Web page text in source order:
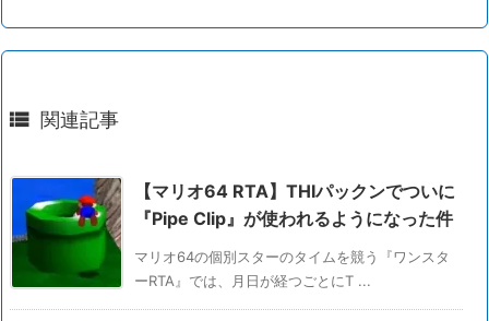
 関連記事
【マリオ64 RTA】THIパックンでついに
『Pipe Clip』が使われるようになった件
マリオ64の個別スターのタイムを競う『ワンスタ
ーRTA』では、月日が経つごとにT ...